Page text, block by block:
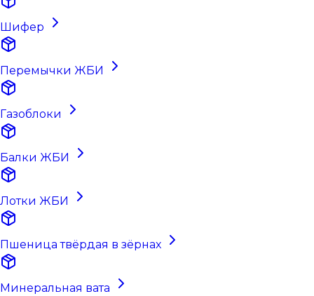
Шифер
Перемычки ЖБИ
Газоблоки
Балки ЖБИ
Лотки ЖБИ
Пшеница твёрдая в зёрнах
Минеральная вата